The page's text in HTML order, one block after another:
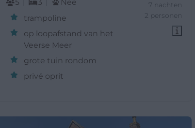
7 nachten
2 personen
5
3
Nee
trampoline
op loopafstand van het
Veerse Meer
grote tuin rondom
privé oprit